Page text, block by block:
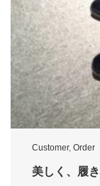
Customer, Order
美しく、履